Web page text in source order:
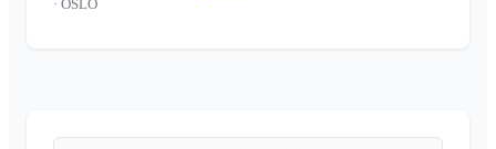
· OSLO